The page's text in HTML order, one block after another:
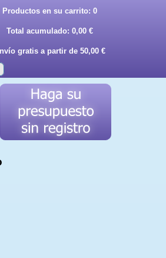
Productos en su carrito: 0
Total acumulado: 0,00 €
gratis a partir de 50,00 €